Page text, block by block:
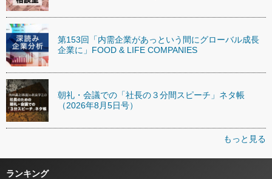
第153回「内需企業があっという間にグローバル成長
企業に」FOOD & LIFE COMPANIES
朝礼・会議での「社長の３分間スピーチ」ネタ帳
（2026年8月5日号）
もっと見る
ランキング